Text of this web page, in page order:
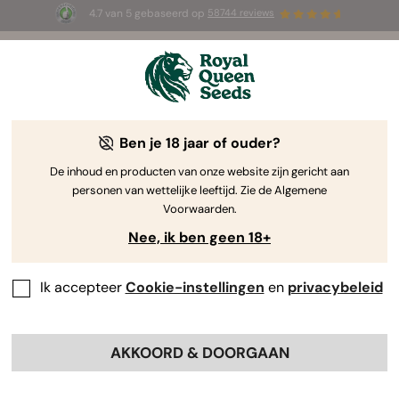
4.7 van 5 gebaseerd op 58744 reviews
Hoe Beter We je Belonen
Growers Club is een
loyaliteitsprogramma op basis van
Ben je 18 jaar of ouder?
De inhoud en producten van onze website zijn gericht aan
personen van wettelijke leeftijd. Zie de Algemene
Voorwaarden.
Nee, ik ben geen 18+
Ik accepteerCookie-instellingen en privacybeleid
AKKOORD & DOORGAAN